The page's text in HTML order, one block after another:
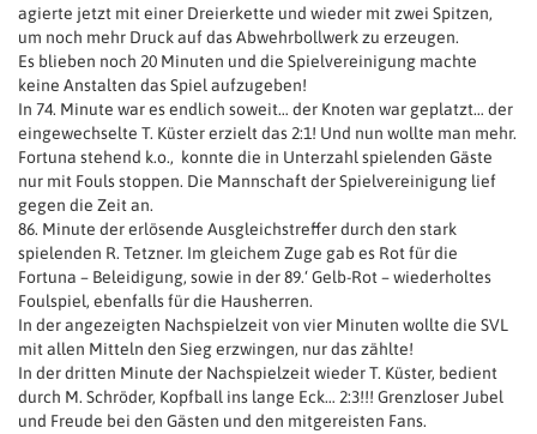
agierte jetzt mit einer Dreierkette und wieder mit zwei Spitzen,
um noch mehr Druck auf das Abwehrbollwerk zu erzeugen.
Es blieben noch 20 Minuten und die Spielvereinigung machte
keine Anstalten das Spiel aufzugeben!
In 74. Minute war es endlich soweit… der Knoten war geplatzt… der
eingewechselte T. Küster erzielt das 2:1! Und nun wollte man mehr.
Fortuna stehend k.o., konnte die in Unterzahl spielenden Gäste
nur mit Fouls stoppen. Die Mannschaft der Spielvereinigung lief
gegen die Zeit an.
86. Minute der erlösende Ausgleichstreffer durch den stark
spielenden R. Tetzner. Im gleichem Zuge gab es Rot für die
Fortuna – Beleidigung, sowie in der 89.‘ Gelb-Rot – wiederholtes
Foulspiel, ebenfalls für die Hausherren.
In der angezeigten Nachspielzeit von vier Minuten wollte die SVL
mit allen Mitteln den Sieg erzwingen, nur das zählte!
In der dritten Minute der Nachspielzeit wieder T. Küster, bedient
durch M. Schröder, Kopfball ins lange Eck… 2:3!!! Grenzloser Jubel
und Freude bei den Gästen und den mitgereisten Fans.